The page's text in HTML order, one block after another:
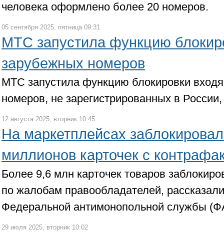
человека оформлено более 20 номеров.
05 сентября 2025, пятница 09:31
МТС запустила функцию
зарубежных номеров
МТС запустила функцию блокировки
номеров, не зарегистрированных в
12 августа 2025, вторник 10:45
На маркетплейсах
миллионов карточек с
Более 9,6 млн карточек товаров
по жалобам правообладателей,
Федеральной антимонопольной службы
29 июля 2025, вторник 10:02